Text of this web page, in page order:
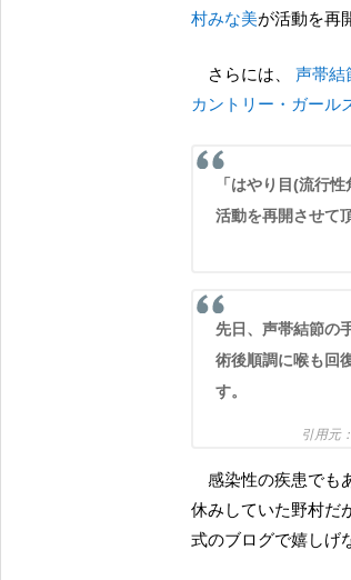
村みな美が活動を再
さらには、声帯結
カントリー・ガール
「はやり目(流
活動を再開させて
先日、声帯結節
術後順調に喉も回
す。
感染性の疾患でもあり、大事をとってハロコンどころか こぶしファクトリーの夏のイベントもお
休みしていた野村だ
式のブログで嬉しげ